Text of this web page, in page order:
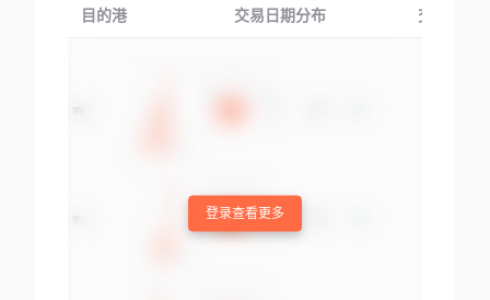
目的港 交易日期分布 交易产品
登录查看更多